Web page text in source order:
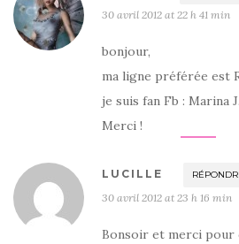
30 avril 2012 at 22 h 41 min
bonjour,
ma ligne préférée est
je suis fan Fb : Marina J.
Merci !
LUCILLE
30 avril 2012 at 23 h 16 min
Bonsoir et merci pour